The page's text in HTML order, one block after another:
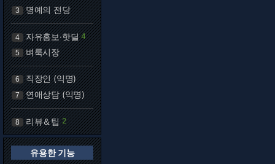
3 명예의 전당
4 자유홍보·핫딜 4
5 벼룩시장
6 직장인 (익명)
7 연애상담 (익명)
8 리뷰＆팁 2
유용한 기능